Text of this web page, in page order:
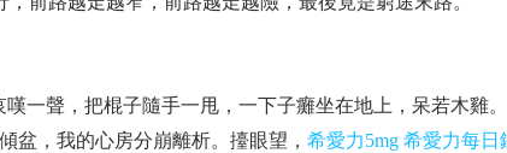
嘆一聲，把棍子隨手一甩，一下子癱坐在地上，呆若木雞。
盆，我的心房分崩離析。擡眼望， 希愛力5mg 希愛力每日